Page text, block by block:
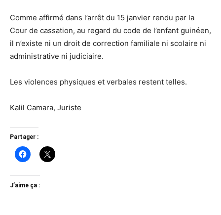
Comme affirmé dans l’arrêt du 15 janvier rendu par la
Cour de cassation, au regard du code de l’enfant guinéen,
il n’existe ni un droit de correction familiale ni scolaire ni
administrative ni judiciaire.
Les violences physiques et verbales restent telles.
Kalil Camara, Juriste
Partager :
J’aime ça :